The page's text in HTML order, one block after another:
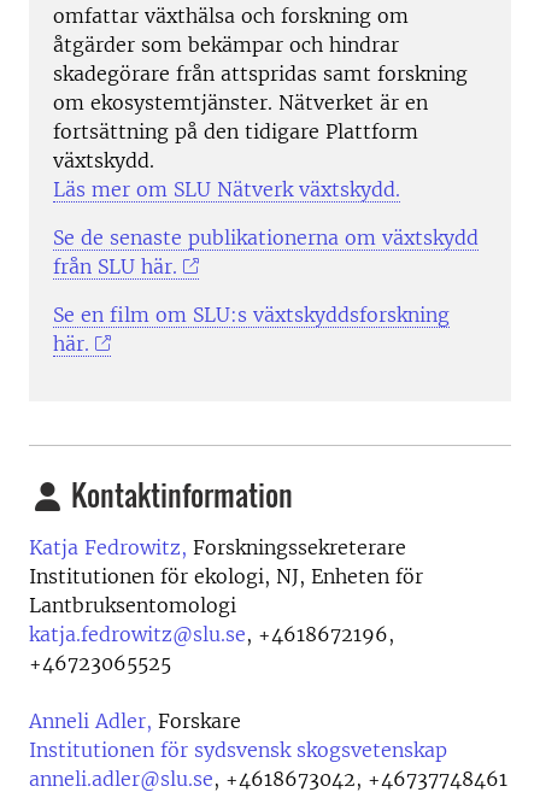
omfattar växthälsa och forskning om
åtgärder som bekämpar och hindrar
skadegörare från attspridas samt forskning
om ekosystemtjänster. Nätverket är en
fortsättning på den tidigare Plattform
växtskydd.
Läs mer om SLU Nätverk växtskydd.
Se de senaste publikationerna om växtskydd
från SLU här.
Se en film om SLU:s växtskyddsforskning
här.
Kontaktinformation
Katja Fedrowitz, Forskningssekreterare
Institutionen för ekologi, NJ, Enheten för
Lantbruksentomologi
katja.fedrowitz@slu.se, +4618672196,
+46723065525
Anneli Adler, Forskare
Institutionen för sydsvensk skogsvetenskap
anneli.adler@slu.se, +4618673042, +46737748461